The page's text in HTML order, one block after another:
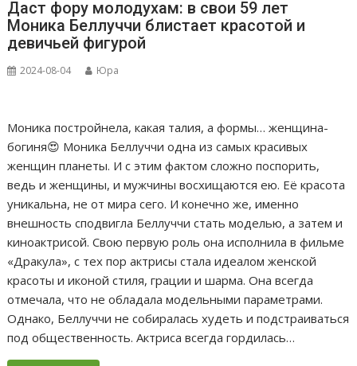
Даст фору молодухам: в свои 59 лет
Моника Беллуччи блистает красотой и
девичьей фигурой
2024-08-04 Юра
Моника постройнела, какая талия, а формы… женщина-
богиня😍 Моника Беллуччи одна из самых красивых
женщин планеты. И с этим фактом сложно поспорить,
ведь и женщины, и мужчины восхищаются ею. Её красота
уникальна, не от мира сего. И конечно же, именно
внешность сподвигла Беллуччи стать моделью, а затем и
киноактрисой. Свою первую роль она исполнила в фильме
«Дракула», с тех пор актрисы стала идеалом женской
красоты и иконой стиля, грации и шарма. Она всегда
отмечала, что не обладала модельными параметрами.
Однако, Беллуччи не собиралась худеть и подстраиваться
под общественность. Актриса всегда гордилась…